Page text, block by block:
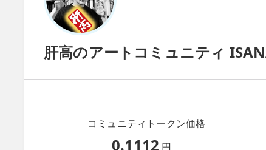
肝高のアートコミュニティ
コミュニティトークン価格
0.1112 円